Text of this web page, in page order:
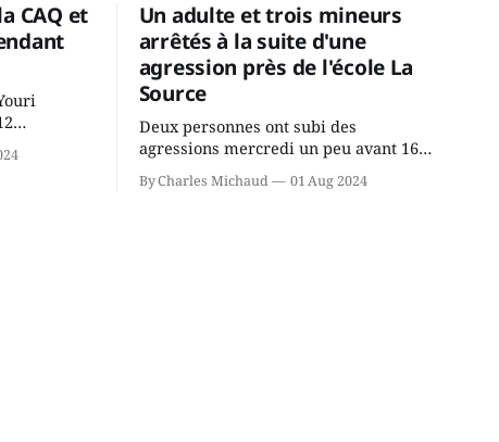
CAQ et
de la
Un adulte et trois mineurs
arrêtés à la suite d'une
agression près de l'école La
Source
Deux personnes ont subi des
agressions mercredi un peu avant 16h
à proximité de l'école primaire La
Source dans le secteur Bellefeuille de
By Charles Michaud 01 Aug 2024